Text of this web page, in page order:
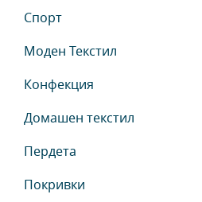
Спорт
Моден Текстил
Конфекция
Домашен текстил
Пердета
Покривки